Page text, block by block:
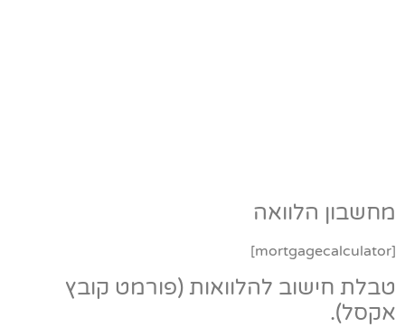
מחשבון הלוואה
[mortgagecalculator]
טבלת חישוב להלוואות (פורמט קובץ
אקסל).